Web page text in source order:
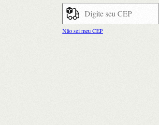
Não sei meu CEP